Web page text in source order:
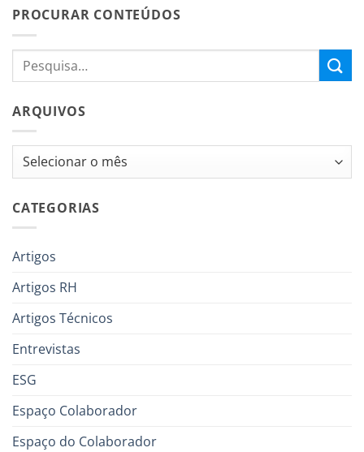
PROCURAR CONTEÚDOS
ARQUIVOS
Arquivos
CATEGORIAS
Artigos
Artigos RH
Artigos Técnicos
Entrevistas
ESG
Espaço Colaborador
Espaço do Colaborador